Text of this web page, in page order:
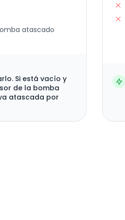
atascado
Si está vacío y
de la bomba
atascada por